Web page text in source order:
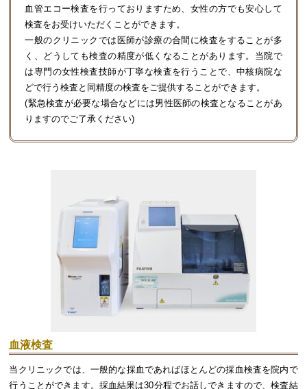
血管エコー検査を行っておりますため、女性の方でも安心して
検査をお受けいただくことができます。
一般のクリニックでは医師が診療の合間に検査をすることが多
く、どうしても検査の精度が低くなることがあります。当院で
は専門の女性検査技師が丁寧な検査を行うことで、中核病院な
どで行う検査と同精度の検査をご提供することができます。
(緊急検査が必要な場合などには男性医師の検査となることがあ
りますのでご了承ください)
血液検査
当クリニックでは、一般的な採血であればほとんどの採血検査を院内で
行うことができます。採血結果は30分程でお話しできますので、検査結